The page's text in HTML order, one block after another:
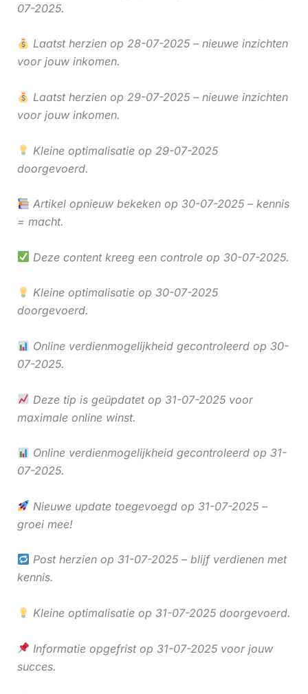
07-2025.
Laatst herzien op 28-07-2025 – nieuwe inzichten
voor jouw inkomen.
Laatst herzien op 29-07-2025 – nieuwe inzichten
voor jouw inkomen.
Kleine optimalisatie op 29-07-2025
doorgevoerd.
Artikel opnieuw bekeken op 30-07-2025 – kennis
= macht.
Deze content kreeg een controle op 30-07-2025.
Kleine optimalisatie op 30-07-2025
doorgevoerd.
Online verdienmogelijkheid gecontroleerd op 30-
07-2025.
Deze tip is geüpdatet op 31-07-2025 voor
maximale online winst.
Online verdienmogelijkheid gecontroleerd op 31-
07-2025.
Nieuwe update toegevoegd op 31-07-2025 –
groei mee!
Post herzien op 31-07-2025 – blijf verdienen met
kennis.
Kleine optimalisatie op 31-07-2025 doorgevoerd.
Informatie opgefrist op 31-07-2025 voor jouw
succes.